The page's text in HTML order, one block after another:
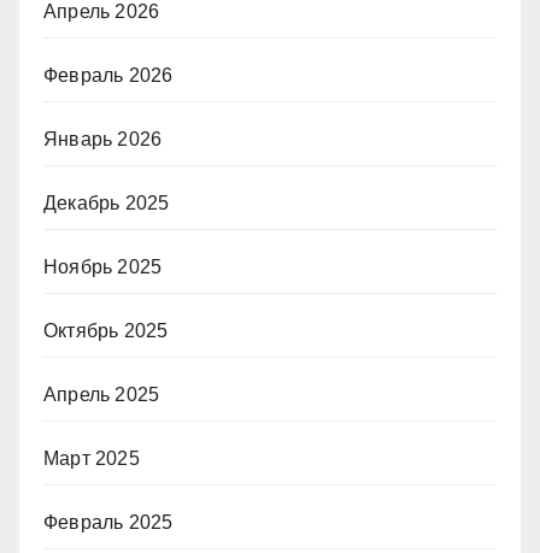
Апрель 2026
Февраль 2026
Январь 2026
Декабрь 2025
Ноябрь 2025
Октябрь 2025
Апрель 2025
Март 2025
Февраль 2025